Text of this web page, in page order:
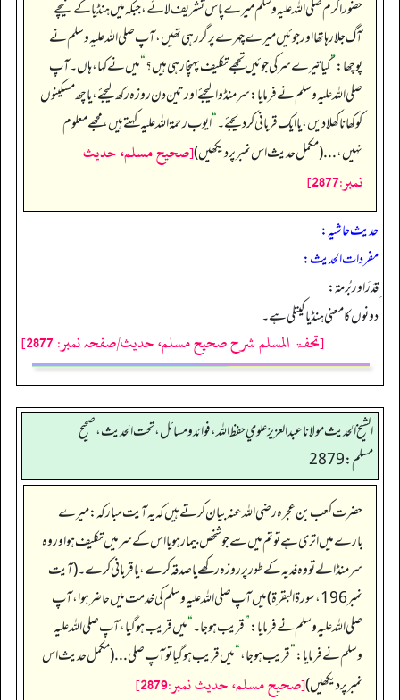
حضور اکرم صلی اللہ علیہ وسلم میرے پاس تشریف لائے، جبکہ میں ہنڈیا کے نیچے
آگ جلا رہا تھا اور جوئیں میرے چہرے پر گر رہی تھیں، آپ صلی اللہ علیہ وسلم نے
پوچھا:”کیا تیرے سر کی جوئیں تجھے تکلیف پہنچا رہی ہیں؟“میں نے کہا، ہاں۔ آپ
صلی اللہ علیہ وسلم نے فرمایا: سرمنڈوا لیجئے اور تین دن روزہ رکھ لیجئے، یا چھ مسکینوں
کو کھانا کھلا دیں، یا ایک قربانی کر دیجئے۔“ایوب رحمۃ اللہ علیہ کہتے ہیں، مجھے معلوم
نہیں،... (مکمل حدیث اس نمبر پر دیکھیں)[صحيح مسلم، حديث
نمبر:2877]
حدیث حاشیہ:
مفردات الحدیث:
ِقدَرَ اور بُرمة:
دونوں کا معنی ہنڈیا کیتلی ہے۔
[تحفۃ المسلم شرح صحیح مسلم، حدیث/صفحہ نمبر: 2877]
الشيخ الحديث مولانا عبدالعزيز علوي حفظ الله، فوائد و مسائل، تحت الحديث ، صحيح
مسلم: 2879
حضرت کعب بن عجرہ رضی اللہ عنہ بیان کرتے ہیں کہ یہ آیت مبارکہ: میرے
بارے میں اتری ہے تو تم میں سے جو شخص بیمار ہو یا اس کے سر میں تکلیف ہو اور وہ
سر منڈا لے تو وہ فدیہ کے طور پر روزہ رکھے یا صدقہ کرے، یا قربانی کرے۔ (آیت
نمبر 196، سورۃ البقرۃ) میں آپ صلی اللہ علیہ وسلم کی خدمت میں حاضر ہوا، آپ
صلی اللہ علیہ وسلم نے فرمایا:”قریب ہو جا۔“میں قریب ہو گیا، آپ صلی اللہ علیہ
وسلم نے فرمایا:”قریب ہو جا،“میں قریب ہو گیا تو آپ صلی... (مکمل حدیث اس
نمبر پر دیکھیں)[صحيح مسلم، حديث نمبر:2879]